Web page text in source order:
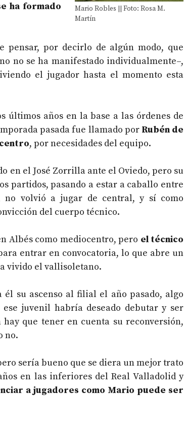
Mario Robles || Foto: Rosa M.
Martín
ha formado
pensar, por decirlo de algún modo, que
no se ha manifestado individualmente–,
el jugador hasta el momento esta
años en la base a las órdenes de
pasada fue llamado por Rubén de
, por necesidades del equipo.
en el José Zorrilla ante el Oviedo, pero su
partidos, pasando a estar a caballo entre
no volvió a jugar de central, y sí como
del cuerpo técnico.
Albés como mediocentro, pero el técnico
entrar en convocatoria, lo que abre un
vivido el vallisoletano.
su ascenso al filial el año pasado, algo
juvenil habría deseado debutar y ser
que tener en cuenta su reconversión,
no.
sería bueno que se diera un mejor trato
en las inferiores del Real Valladolid y
a jugadores como Mario puede ser